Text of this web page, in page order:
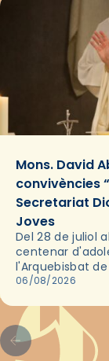
Mons. David
convivències
Secretariat
Joves
Del 28 de juliol
centenar
l'Arquebisbat
les
06/08/2026